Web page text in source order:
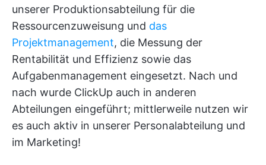
unserer Produktionsabteilung für die
Ressourcenzuweisung und das
Projektmanagement, die Messung der
Rentabilität und Effizienz sowie das
Aufgabenmanagement eingesetzt. Nach und
nach wurde ClickUp auch in anderen
Abteilungen eingeführt; mittlerweile nutzen wir
es auch aktiv in unserer Personalabteilung und
im Marketing!